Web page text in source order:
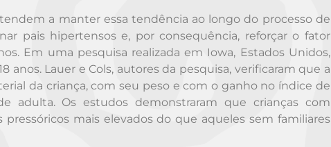
a manter essa tendência ao longo do processo de
pais hipertensos e, por consequência, reforçar o fator
Em uma pesquisa realizada em Iowa, Estados Unidos,
anos. Lauer e Cols, autores da pesquisa, verificaram que a
da criança, com seu peso e com o ganho no índice de
adulta. Os estudos demonstraram que crianças com
mais elevados do que aqueles sem familiares